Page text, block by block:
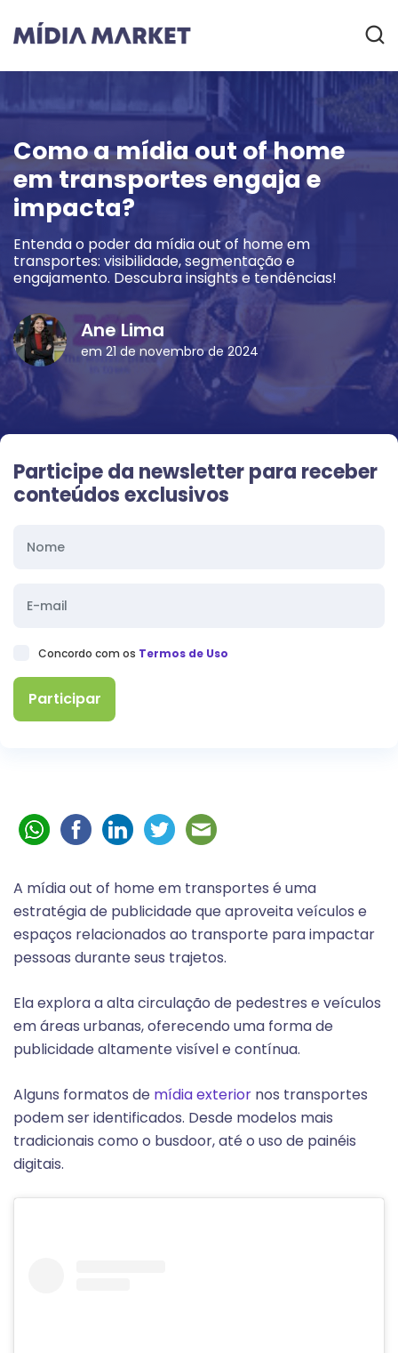
Como a mídia out of home
em transportes engaja e
impacta?
Entenda o poder da mídia out of home em
transportes: visibilidade, segmentação e
engajamento. Descubra insights e tendências!
Ane Lima
em 21 de novembro de 2024
Participe da newsletter para receber
conteúdos exclusivos
Concordo com os Termos de Uso
A mídia out of home em transportes é uma
estratégia de publicidade que aproveita veículos e
espaços relacionados ao transporte para impactar
pessoas durante seus trajetos.
Ela explora a alta circulação de pedestres e veículos
em áreas urbanas, oferecendo uma forma de
publicidade altamente visível e contínua.
Alguns formatos de mídia exterior nos transportes
podem ser identificados. Desde modelos mais
tradicionais como o busdoor, até o uso de painéis
digitais.